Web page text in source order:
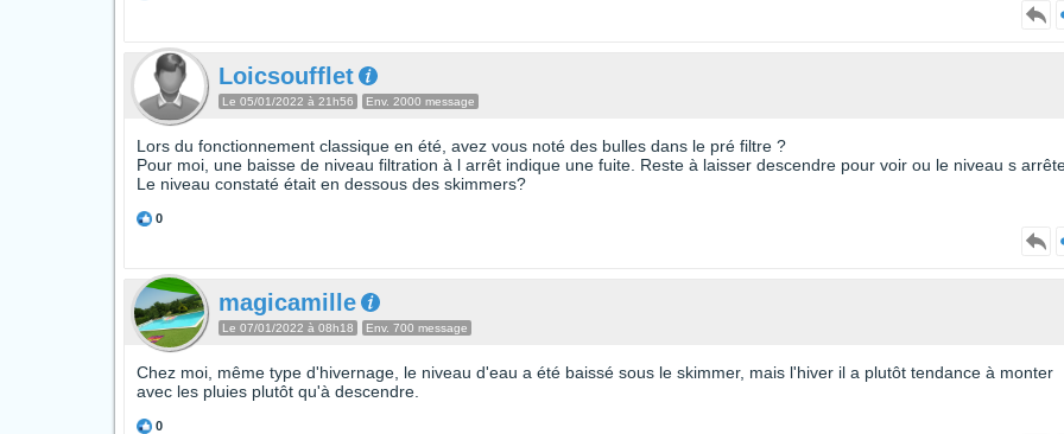
Loicsoufflet
Le 05/01/2022 à 21h56 Env. 2000 message
Lors du fonctionnement classique en été, avez vous noté des bulles dans le pré filtre ?
Pour moi, une baisse de niveau filtration à l arrêt indique une fuite. Reste à laisser descendre pour voir ou le niveau s
Le niveau constaté était en dessous des skimmers?
0
magicamille
Le 07/01/2022 à 08h18 Env. 700 message
Chez moi, même type d'hivernage, le niveau d'eau a été baissé sous le skimmer, mais l'hiver il a plutôt tendance à monter
avec les pluies plutôt qu'à descendre.
0